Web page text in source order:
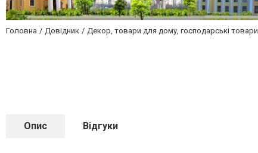
Головна Довідник Декор, товари для дому, господарські товари
Опис Відгуки